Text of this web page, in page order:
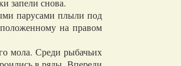
парусами плыли под
на правом
мола. Среди рыбачьих